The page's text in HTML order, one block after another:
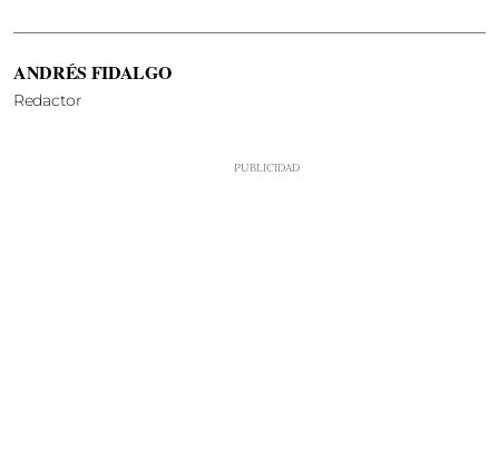
ANDRÉS FIDALGO
Redactor